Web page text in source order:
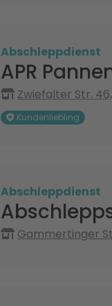
Abschleppdienst
APR
Zwiefalter Str.
Kundenliebling
Abschleppdienst
Gammertinger